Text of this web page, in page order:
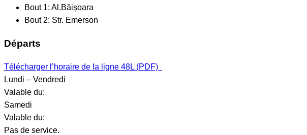
Bout 1: Al.Băișoara
Bout 2: Str. Emerson
Départs
Télécharger l’horaire de la ligne 48L (PDF)
Lundi – Vendredi
Valable du:
Samedi
Valable du:
Pas de service.